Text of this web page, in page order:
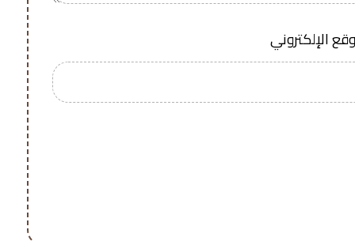
الإلكتروني